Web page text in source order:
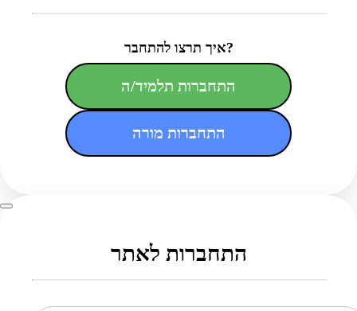
איך תרצו להתחבר?
התחברות תלמיד/ה
התחברות מורה
התחברות לאתר